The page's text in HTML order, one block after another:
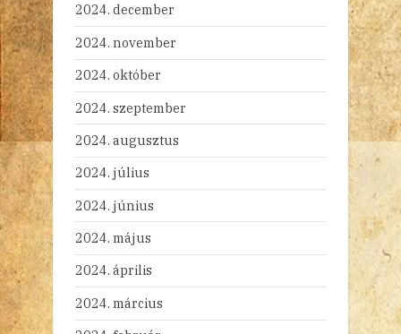
2024. december
2024. november
2024. október
2024. szeptember
2024. augusztus
2024. július
2024. június
2024. május
2024. április
2024. március